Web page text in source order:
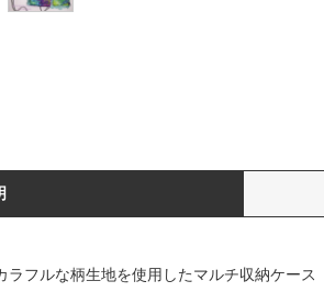
ラフルな柄生地を使用したマルチ収納ケース